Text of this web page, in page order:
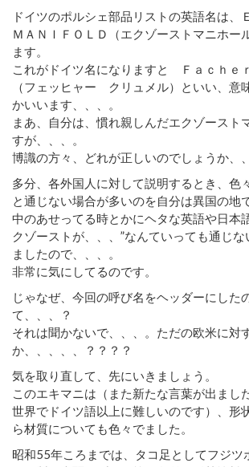
ドイツのポルシェ部品リストの英語名は
ＭＡＮＩＦＯＬＤ（エクゾーストマニホー
ます。
これがドイツ名になりますと Ｆａｃｈｅ
（フェッヒャー クリュメル）といい、意
かいいます、、、。
まあ、自分は、慣れ親しんだエクゾースト
すが、、、。
博識の方々、どれが正しいのでしょうか、
多分、各外国人に対して説明するとき、色
と通じない場合が多いのを自分は異国の地
中のあせってる時とかにヘタな英語や日本
クゾーストが、、、”なんていっても通じな
ましたので、、、。
非常に気にしてるのです。
じゃなぜ、今回の呼び名をヘッダーにした
て、、、？
それは聞かないで、、、。ただの欧米に対
か、、、、、？？？？
気を取り直して、先にいきましょう。
このエキマニは（また新たな言葉が出まし
世界でドイツ語以上に難しいのです）、形
ら材質についても色々でました。
昭和55年ころまでは、タコ足としてフジツ